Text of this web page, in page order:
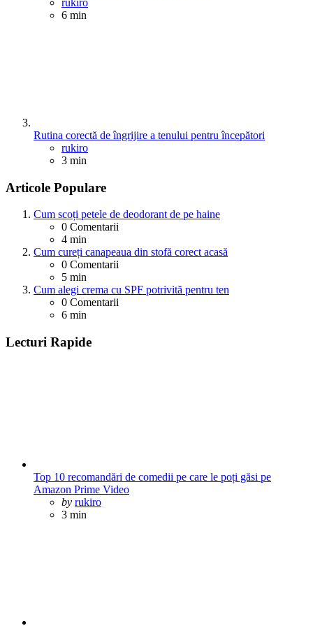
rukiro
6 min
Rutina corectă de îngrijire a tenului pentru începători
Posted
rukiro
3 min
Articole Populare
Cum scoți petele de deodorant de pe haine
0 Comentarii
4 min
Cum cureți canapeaua din stofă corect acasă
0 Comentarii
5 min
Cum alegi crema cu SPF potrivită pentru ten
0 Comentarii
6 min
Lecturi Rapide
Top 10 recomandări de comedii pe care le poți găsi pe
Amazon Prime Video
Posted
by rukiro
3 min